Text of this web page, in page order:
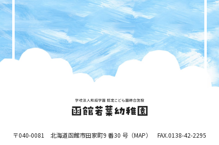
〒040-0081 北海道函館市田家町9 番30 号（MAP） FAX.0138-42-2295